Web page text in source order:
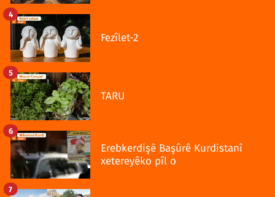
Fezîlet-2
4
TARU
5
Erebkerdişê Başûrê Kurdistanî
xetereyêko pîl o
6
7